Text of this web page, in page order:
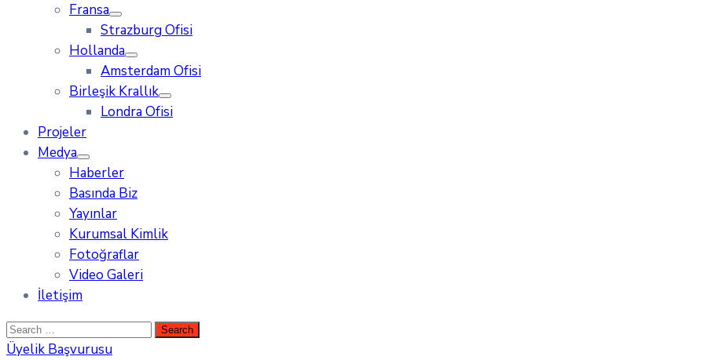
Fransa
Strazburg Ofisi
Hollanda
Amsterdam Ofisi
Birleşik Krallık
Londra Ofisi
Projeler
Medya
Haberler
Basında Biz
Yayınlar
Kurumsal Kimlik
Fotoğraflar
Video Galeri
İletişim
Üyelik Başvurusu